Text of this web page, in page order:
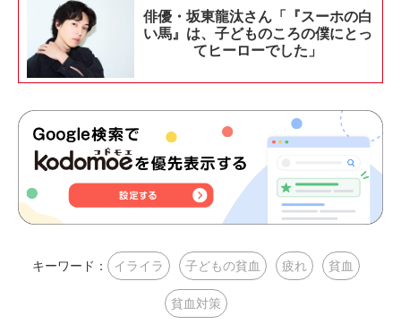
俳優・坂東龍汰さん「『スーホの白
い馬』は、子どものころの僕にとっ
てヒーローでした」
キーワード： イライラ 子どもの貧血 疲れ 貧血
貧血対策